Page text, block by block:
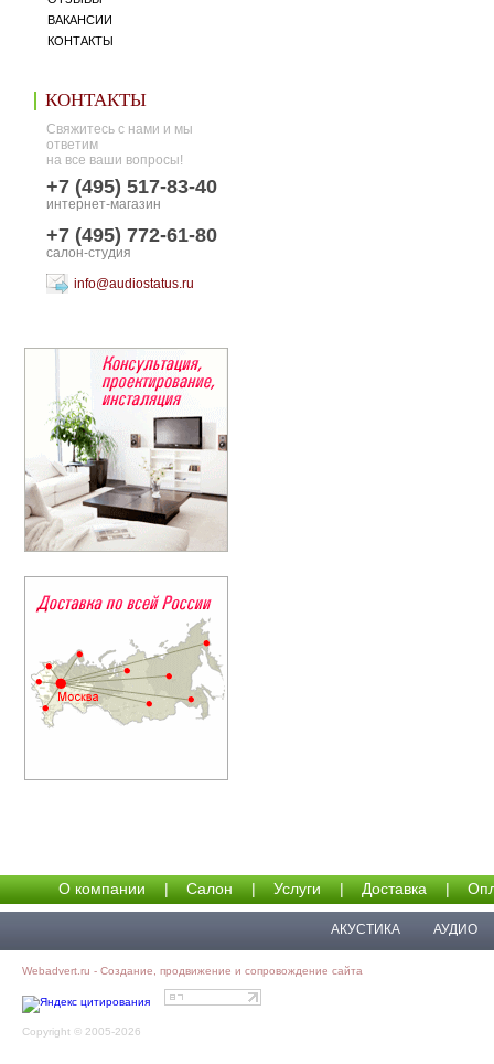
ВАКАНСИИ
КОНТАКТЫ
КОНТАКТЫ
Свяжитесь с нами и мы
ответим
на все ваши вопросы!
+7 (495) 517-83-40
интернет-магазин
+7 (495) 772-61-80
салон-студия
info@audiostatus.ru
О компании | Салон | Услуги | Доставка |
АКУСТИКА АУДИО
Webadvert.ru - Создание, продвижение и сопровождение сайта
Copyright © 2005-2026